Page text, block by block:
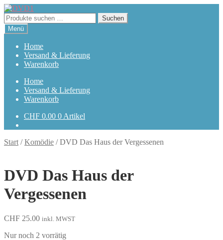
Zur
Navigation
springen
Zum
Inhalt
springen
Suchen
nach:
Suchen
Menü
Home
Versand & Lieferung
Warenkorb
Home
Versand & Lieferung
Warenkorb
CHF 0.00 0 Artikel
Start /Komödie /DVD Das Haus der Vergessenen
DVD Das Haus der
Vergessenen
CHF 25.00 inkl. MWST
Nur noch 2 vorrätig